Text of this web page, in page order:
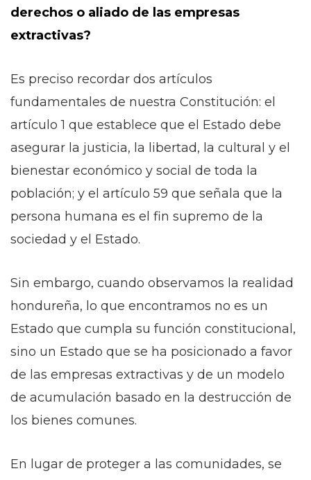
derechos o aliado de las empresas
extractivas?
Es preciso recordar dos artículos
fundamentales de nuestra Constitución: el
artículo 1 que establece que el Estado debe
asegurar la justicia, la libertad, la cultural y el
bienestar económico y social de toda la
población; y el artículo 59 que señala que la
persona humana es el fin supremo de la
sociedad y el Estado.
Sin embargo, cuando observamos la realidad
hondureña, lo que encontramos no es un
Estado que cumpla su función constitucional,
sino un Estado que se ha posicionado a favor
de las empresas extractivas y de un modelo
de acumulación basado en la destrucción de
los bienes comunes.
En lugar de proteger a las comunidades, se